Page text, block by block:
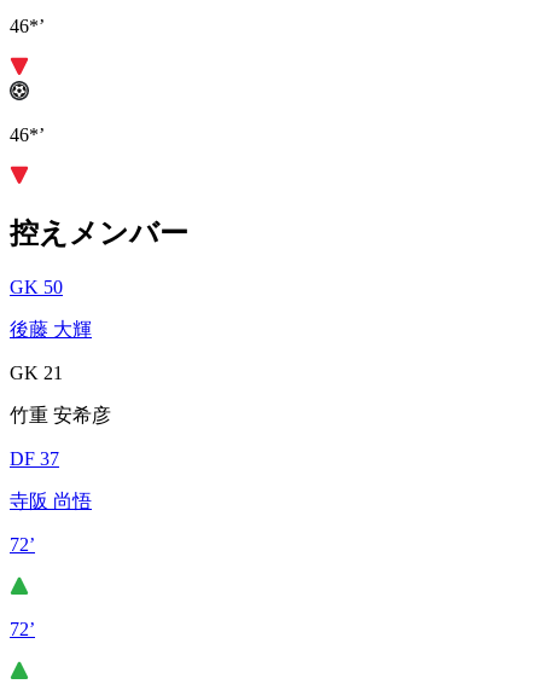
46*’
46*’
控えメンバー
GK 50
後藤 大輝
GK 21
竹重 安希彦
DF 37
寺阪 尚悟
72’
72’